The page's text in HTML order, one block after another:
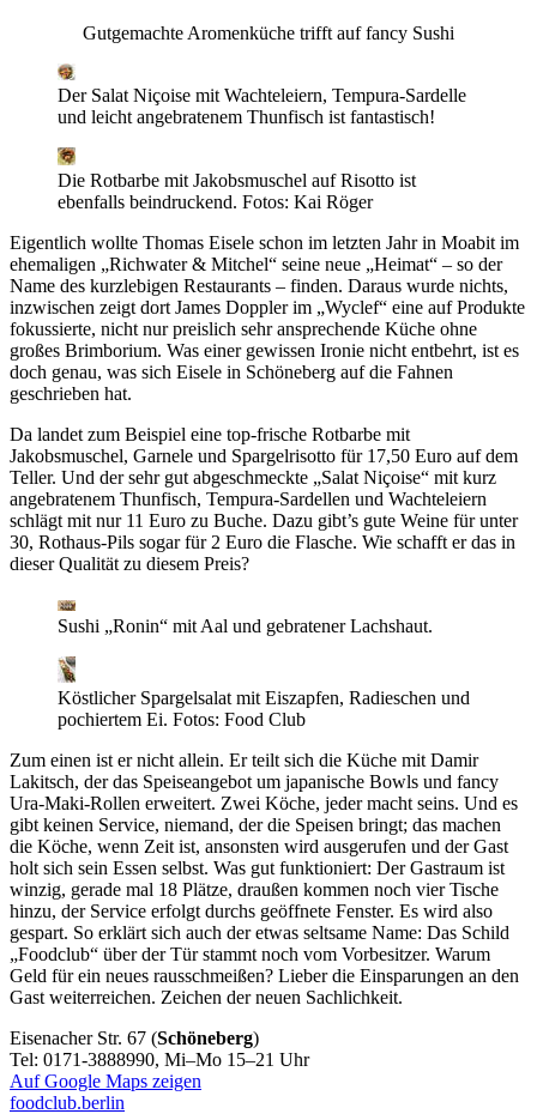
Gutgemachte Aromenküche trifft auf fancy Sushi
Der Salat Niçoise mit Wachteleiern, Tempura-Sardelle
und leicht angebratenem Thunfisch ist fantastisch!
Die Rotbarbe mit Jakobsmuschel auf Risotto ist
ebenfalls beindruckend. Fotos: Kai Röger
Eigentlich wollte Thomas Eisele schon im letzten Jahr in Moabit im
ehemaligen „Richwater & Mitchel“ seine neue „Heimat“ – so der
Name des kurzlebigen Restaurants – finden. Daraus wurde nichts,
inzwischen zeigt dort James Doppler im „Wyclef“ eine auf Produkte
fokussierte, nicht nur preislich sehr ansprechende Küche ohne
großes Brimborium. Was einer gewissen Ironie nicht entbehrt, ist es
doch genau, was sich Eisele in Schöneberg auf die Fahnen
geschrieben hat.
Da landet zum Beispiel eine top-frische Rotbarbe mit
Jakobsmuschel, Garnele und Spargelrisotto für 17,50 Euro auf dem
Teller. Und der sehr gut abgeschmeckte „Salat Niçoise“ mit kurz
angebratenem Thunfisch, Tempura-Sardellen und Wachteleiern
schlägt mit nur 11 Euro zu Buche. Dazu gibt’s gute Weine für unter
30, Rothaus-Pils sogar für 2 Euro die Flasche. Wie schafft er das in
dieser Qualität zu diesem Preis?
Sushi „Ronin“ mit Aal und gebratener Lachshaut.
Köstlicher Spargelsalat mit Eiszapfen, Radieschen und
pochiertem Ei. Fotos: Food Club
Zum einen ist er nicht allein. Er teilt sich die Küche mit Damir
Lakitsch, der das Speiseangebot um japanische Bowls und fancy
Ura-Maki-Rollen erweitert. Zwei Köche, jeder macht seins. Und es
gibt keinen Service, niemand, der die Speisen bringt; das machen
die Köche, wenn Zeit ist, ansonsten wird ausgerufen und der Gast
holt sich sein Essen selbst. Was gut funktioniert: Der Gastraum ist
winzig, gerade mal 18 Plätze, draußen kommen noch vier Tische
hinzu, der Service erfolgt durchs geöffnete Fenster. Es wird also
gespart. So erklärt sich auch der etwas seltsame Name: Das Schild
„Foodclub“ über der Tür stammt noch vom Vorbesitzer. Warum
Geld für ein neues rausschmeißen? Lieber die Einsparungen an den
Gast weiterreichen. Zeichen der neuen Sachlichkeit.
Eisenacher Str. 67 (Schöneberg)
Tel: 0171-3888990, Mi–Mo 15–21 Uhr
Auf Google Maps zeigen
foodclub.berlin